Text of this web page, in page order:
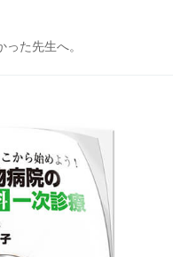
た先生へ。